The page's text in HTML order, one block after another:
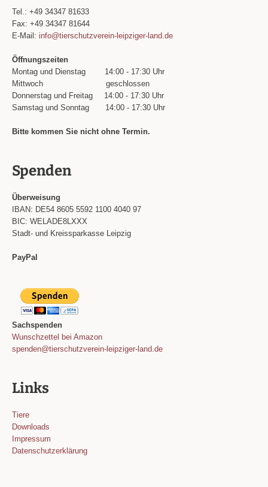
Tel.: +49 34347 81633
Fax: +49 34347 81644
E-Mail:info@tierschutzverein-leipziger-land.de
Öffnungszeiten
Montag und Dienstag
14:00 - 17:30 Uhr
Mittwoch
geschlossen
Donnerstag und Freitag
14:00 - 17:30 Uhr
Samstag und Sonntag
14:00 - 17:30 Uhr
Bitte kommen Sie nicht ohne Termin.
Spenden
Überweisung
IBAN: DE54 8605 5592 1100 4040 97
BIC: WELADE8LXXX
Stadt- und Kreissparkasse Leipzig
PayPal
Sachspenden
Wunschzettel bei Amazon
spenden@tierschutzverein-leipziger-land.de
Links
Tiere
Downloads
Impressum
Datenschutzerklärung